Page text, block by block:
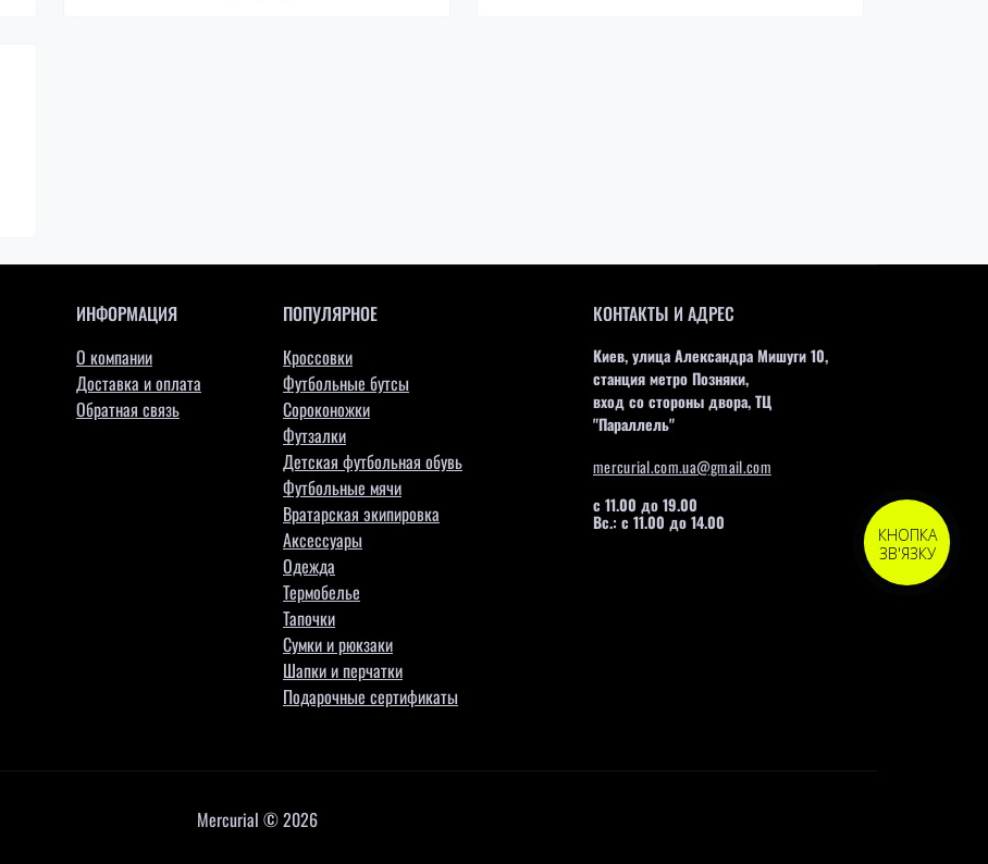
ИНФОРМАЦИЯ
О компании
Доставка и оплата
Обратная связь
ПОПУЛЯРНОЕ
Кроссовки
Футбольные бутсы
Сороконожки
Футзалки
Детская футбольная обувь
Футбольные мячи
Вратарская экипировка
Аксессуары
Одежда
Термобелье
Тапочки
Сумки и рюкзаки
Шапки и перчатки
Подарочные сертификаты
КОНТАКТЫ И АДРЕС
Киев, улица Александра Мишуги 10,
станция метро Позняки,
вход со стороны двора, ТЦ
"Параллель"
mercurial.com.ua@gmail.com
с 11.00 до 19.00
Вс.: с 11.00 до 14.00
Mercurial © 2026
КНОПКА
ЗВ'ЯЗКУ